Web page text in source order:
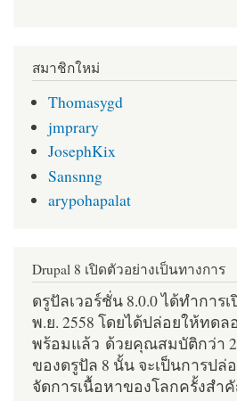
สมาชิกใหม่
Thomasygd
jmprary
JosephKix
Sansnng
arypohapalat
Drupal 8 เปิดตัวอย่างเป็นทางการ
ดรูปัลเวอร์ชั่น 8.0.0 ได้ทำการ
พ.ย. 2558 โดยได้ปล่อยให้ทด
พร้อมแล้ว ด้วยคุณสมบัติกว่า
ของดรูปัล 8 นั้น จะเป็นการปล่
จัดการเนื้อหาของโลกครั้งสำ